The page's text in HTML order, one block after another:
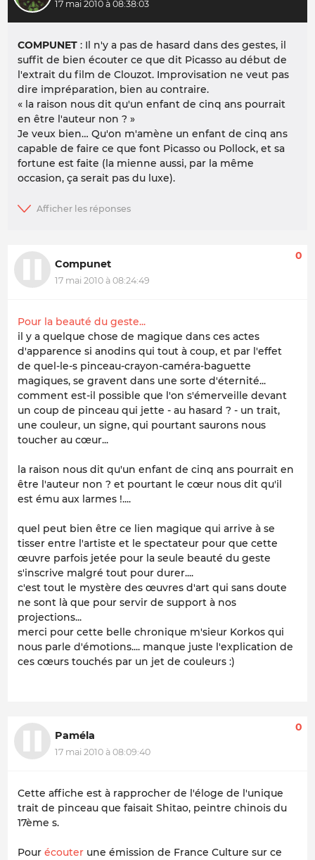
17 mai 2010 à 08:38:03
COMPUNET : Il n'y a pas de hasard dans des gestes, il
suffit de bien écouter ce que dit Picasso au début de
l'extrait du film de Clouzot. Improvisation ne veut pas
dire impréparation, bien au contraire.
« la raison nous dit qu'un enfant de cinq ans pourrait
en être l'auteur non ? »
Je veux bien… Qu'on m'amène un enfant de cinq ans
capable de faire ce que font Picasso ou Pollock, et sa
fortune est faite (la mienne aussi, par la même
occasion, ça serait pas du luxe).
Compunet
17 mai 2010 à 08:24:49
0
Pour la beauté du geste...
il y a quelque chose de magique dans ces actes
d'apparence si anodins qui tout à coup, et par l'effet
de quel-le-s pinceau-crayon-caméra-baguette
magiques, se gravent dans une sorte d'éternité...
comment est-il possible que l'on s'émerveille devant
un coup de pinceau qui jette - au hasard ? - un trait,
une couleur, un signe, qui pourtant saurons nous
toucher au cœur...
la raison nous dit qu'un enfant de cinq ans pourrait en
être l'auteur non ? et pourtant le cœur nous dit qu'il
est ému aux larmes !....
quel peut bien être ce lien magique qui arrive à se
tisser entre l'artiste et le spectateur pour que cette
œuvre parfois jetée pour la seule beauté du geste
s'inscrive malgré tout pour durer....
c'est tout le mystère des œuvres d'art qui sans doute
ne sont là que pour servir de support à nos
projections...
merci pour cette belle chronique m'sieur Korkos qui
nous parle d'émotions.... manque juste l'explication de
ces cœurs touchés par un jet de couleurs :)
Paméla
17 mai 2010 à 08:09:40
0
Cette affiche est à rapprocher de l'éloge de l'unique
trait de pinceau que faisait Shitao, peintre chinois du
17ème s.
Pour écouter une émission de France Culture sur ce